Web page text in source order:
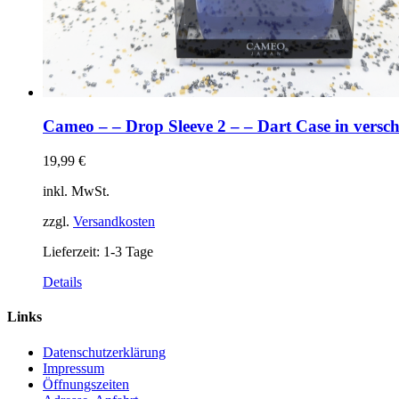
Cameo – – Drop Sleeve 2 – – Dart Case in
19,99 €
inkl. MwSt.
zzgl. Versandkosten
Lieferzeit: 1-3 Tage
Dieses
Varianten
auf.
Die
Optionen
Details
Links
Datenschutzerklärung
Impressum
Öffnungszeiten